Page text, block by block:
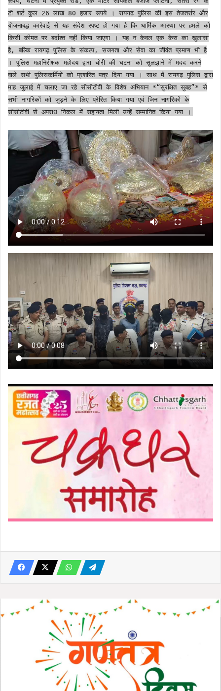
टी शर्ट कुल 26 लाख 80 हजार रूपये । रायगढ़ पुलिस की इस तेजतर्रार और
योजनाबद्ध कार्रवाई से यह संदेश स्पष्ट हो गया है कि धार्मिक आस्था पर हमले को
किसी कीमत पर बर्दाश्त नहीं किया जाएगा । यह न केवल एक केस का खुलासा
है, बल्कि रायगढ़ पुलिस के संकल्प, सजगता और सेवा का जीवंत प्रमाण भी है
। पुलिस महानिरीक्षक महोदय द्वारा चोरी की घटना को सुलझाने में मदद करने
वाले सभी पुलिसकर्मियों को प्रशस्ति पत्र दिया गया । साथ में रायगढ़ पुलिस द्वारा
माह जुलाई में चलाए जा रहे सीसीटीवी के विशेष अभियान *“सुरक्षित सुबह”* से
सभी नागरिकों को जुड़ने के लिए प्रेरित किया गया एवं जिन नागरिकों के
सीसीटीवी से अपराध निकल में सहायता मिली उन्हें सम्मानित किया गया ।